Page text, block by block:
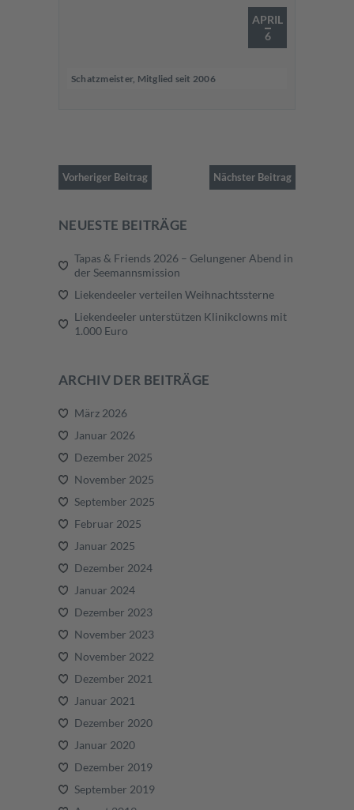
APRIL
6
Schatzmeister, Mitglied seit 2006
Vorheriger Beitrag Nächster Beitrag
NEUESTE BEITRÄGE
Tapas & Friends 2026 – Gelungener Abend in
der Seemannsmission
Liekendeeler verteilen Weihnachtssterne
Liekendeeler unterstützen Klinikclowns mit
1.000 Euro
ARCHIV DER BEITRÄGE
März 2026
Januar 2026
Dezember 2025
November 2025
September 2025
Februar 2025
Januar 2025
Dezember 2024
Januar 2024
Dezember 2023
November 2023
November 2022
Dezember 2021
Januar 2021
Dezember 2020
Januar 2020
Dezember 2019
September 2019